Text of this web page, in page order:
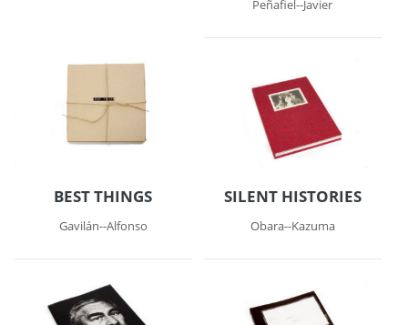
Peñafiel--Javier
BEST THINGS
Gavilán--Alfonso
SILENT HISTORIES
Obara--Kazuma